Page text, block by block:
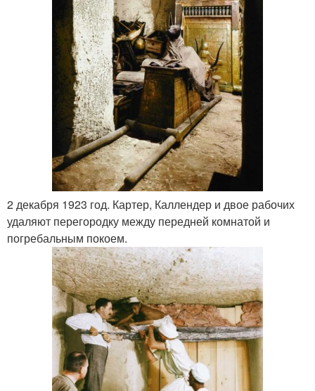
2 декабря 1923 год. Картер, Каллендер и двое рабочих
удаляют перегородку между передней комнатой и
погребальным покоем.